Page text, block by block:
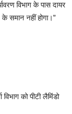
विभाग के पास दायर
समान नहीं होगा।”
को पीटी लैमिंडो